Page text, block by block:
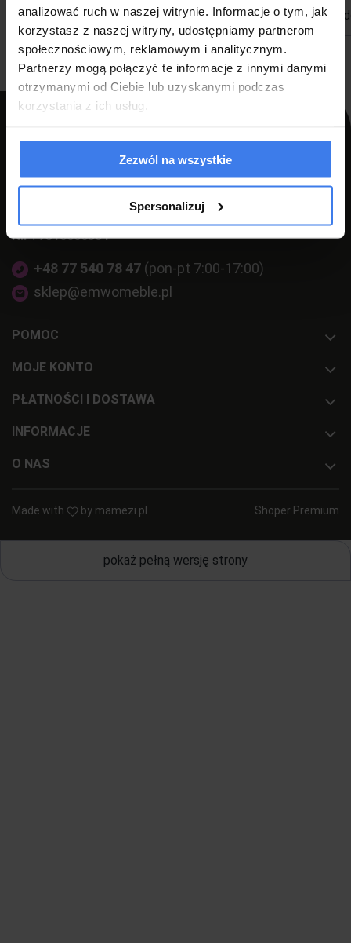
analizować ruch w naszej witrynie. Informacje o tym, jak
korzystasz z naszej witryny, udostępniamy partnerom
społecznościowym, reklamowym i analitycznym.
Partnerzy mogą połączyć te informacje z innymi danymi
otrzymanymi od Ciebie lub uzyskanymi podczas
korzystania z ich usług.
Zezwól na wszystkie
Spersonalizuj
do koszyka
PPH LUZ s.c Szlagor Marek Szlagor Wojciech
ul. Kołłątaja 8,
NIP: 7510000534
+48 77 540 78 47 (pon-pt 7:00-17:00)
sklep@emwomeble.pl
POMOC
MOJE KONTO
PŁATNOŚCI I DOSTAWA
INFORMACJE
O NAS
Made with by mamezi.pl Shoper Premium
pokaż pełną wersję strony